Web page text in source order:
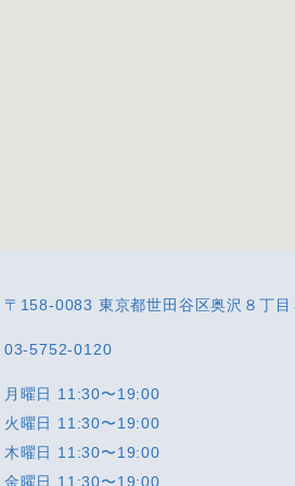
〒158-0083 東京都世田谷区奥沢８丁目
03-5752-0120
月曜日 11:30〜19:00
火曜日 11:30〜19:00
木曜日 11:30〜19:00
金曜日 11:30〜19:00